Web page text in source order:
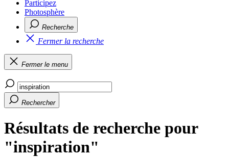
Participez
Photosphère
Recherche
Fermer la recherche
Fermer le menu
Rechercher
Résultats de recherche pour
"inspiration"